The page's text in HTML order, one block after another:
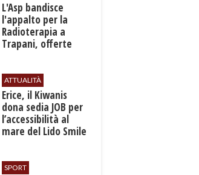
L'Asp bandisce
l'appalto per la
Radioterapia a
Trapani, offerte
ATTUALITÀ
​Erice, il Kiwanis
dona sedia JOB per
l’accessibilità al
mare del Lido Smile
SPORT